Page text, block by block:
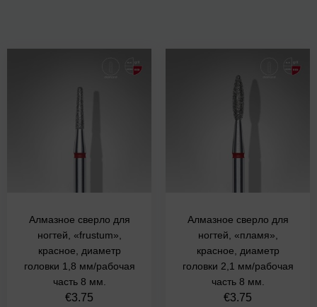
Алмазное сверло для
ногтей, «frustum»,
красное, диаметр
головки 1,8 мм/рабочая
часть 8 мм.
€3.75
Алмазное сверло для
ногтей, «пламя»,
красное, диаметр
головки 2,1 мм/рабочая
часть 8 мм.
€3.75